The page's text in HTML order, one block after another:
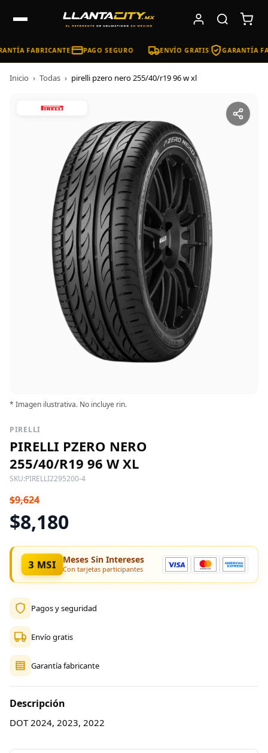
FABRICANTE PAGO SEGURO ENVÍO GRATIS GARANTÍA
Inicio › Todas › pirelli pzero nero 255/40/r19 96 w xl
* Imagen ilustrativa. No incluye rin.
PIRELLI
PIRELLI PZERO NERO
255/40/R19 96 W XL
SKU:PIRELLI2295200-4
$9,624
$8,180
3 MSI Meses Sin Intereses
Con tarjetas participantes
Pagos y seguridad
Envío gratis
Garantía fabricante
Descripción
DOT 2024, 2023, 2022